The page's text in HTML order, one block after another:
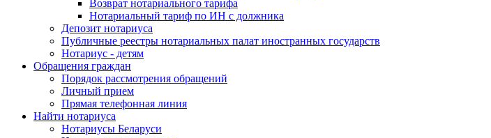
Возврат нотариального тарифа
Нотариальный тариф по ИН с должника
Депозит нотариуса
Публичные реестры нотариальных палат иностранных государств
Нотариус - детям
Обращения граждан
Порядок рассмотрения обращений
Личный прием
Прямая телефонная линия
Найти нотариуса
Нотариусы Беларуси